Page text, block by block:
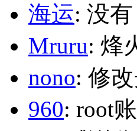
海运: 没有
Mruru: 烽
nono: 修
960: root